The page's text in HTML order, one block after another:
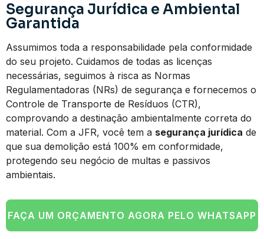
Segurança Jurídica e Ambiental
Garantida
Assumimos toda a responsabilidade pela conformidade
do seu projeto. Cuidamos de todas as licenças
necessárias, seguimos à risca as Normas
Regulamentadoras (NRs) de segurança e fornecemos o
Controle de Transporte de Resíduos (CTR),
comprovando a destinação ambientalmente correta do
material. Com a JFR, você tem a segurança jurídica de
que sua demolição está 100% em conformidade,
protegendo seu negócio de multas e passivos
ambientais.
FAÇA UM ORÇAMENTO AGORA PELO WHATSAPP